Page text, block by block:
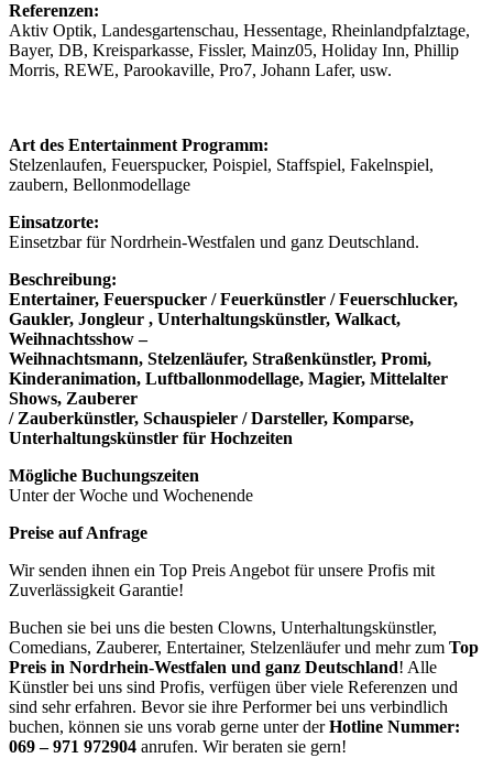
Referenzen:
Aktiv Optik, Landesgartenschau, Hessentage, Rheinlandpfalztage,
Bayer, DB, Kreisparkasse, Fissler, Mainz05, Holiday Inn, Phillip
Morris, REWE, Parookaville, Pro7, Johann Lafer, usw.
Art des Entertainment Programm:
Stelzenlaufen, Feuerspucker, Poispiel, Staffspiel, Fakelnspiel,
zaubern, Bellonmodellage
Einsatzorte:
Einsetzbar für Nordrhein-Westfalen und ganz Deutschland.
Beschreibung:
Entertainer, Feuerspucker / Feuerkünstler / Feuerschlucker,
Gaukler, Jongleur , Unterhaltungskünstler, Walkact,
Weihnachtsshow –
Weihnachtsmann, Stelzenläufer, Straßenkünstler, Promi,
Kinderanimation, Luftballonmodellage, Magier, Mittelalter
Shows, Zauberer
/ Zauberkünstler, Schauspieler / Darsteller, Komparse,
Unterhaltungskünstler für Hochzeiten
Mögliche Buchungszeiten
Unter der Woche und Wochenende
Preise auf Anfrage
Wir senden ihnen ein Top Preis Angebot für unsere Profis mit
Zuverlässigkeit Garantie!
Buchen sie bei uns die besten Clowns, Unterhaltungskünstler,
Comedians, Zauberer, Entertainer, Stelzenläufer und mehr zum Top
Preis in Nordrhein-Westfalen und ganz Deutschland! Alle
Künstler bei uns sind Profis, verfügen über viele Referenzen und
sind sehr erfahren. Bevor sie ihre Performer bei uns verbindlich
buchen, können sie uns vorab gerne unter derHotline Nummer:
069 – 971 972904 anrufen. Wir beraten sie gern!